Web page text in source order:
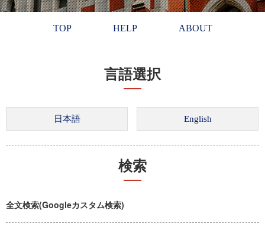
TOP HELP ABOUT
言語選択
検索
全文検索(Googleカスタム検索)